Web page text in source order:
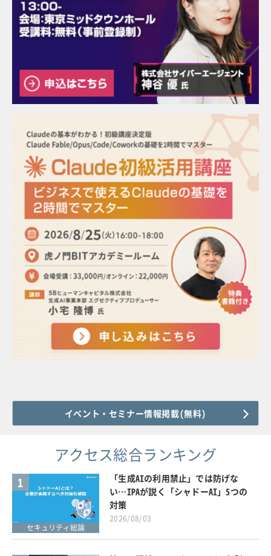
イベント・セミナー情報掲載(無料)
アクセス総合ランキング
1
セキュリティ総論
「生成AIの利用禁止」では防げな
い…IPAが説く「シャドーAI」5つの
対策
2026/08/03